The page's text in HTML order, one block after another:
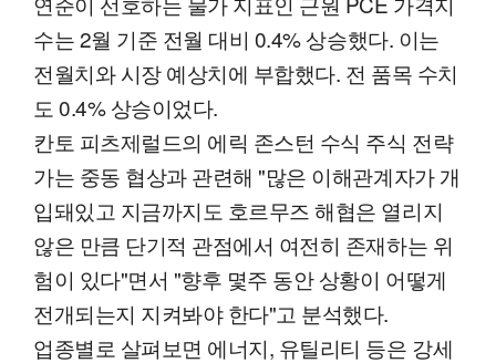
수는 2월 기준 전월 대비 0.4% 상승했다. 이는
전월치와 시장 예상치에 부합했다. 전 품목 수치
도 0.4% 상승이었다.
칸토 피츠제럴드의 에릭 존스턴 수식 주식 전략
가는 중동 협상과 관련해 "많은 이해관계자가 개
입돼있고 지금까지도 호르무즈 해협은 열리지
않은 만큼 단기적 관점에서 여전히 존재하는 위
험이 있다"면서 "향후 몇주 동안 상황이 어떻게
전개되는지 지켜봐야 한다"고 분석했다.
업종별로 살펴보면 에너지, 유틸리티 등은 강세